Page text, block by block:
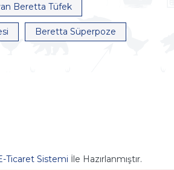
Beretta Tüfek
Beretta Süperpoze
Ticaret Sistemi İle Hazırlanmıştır.